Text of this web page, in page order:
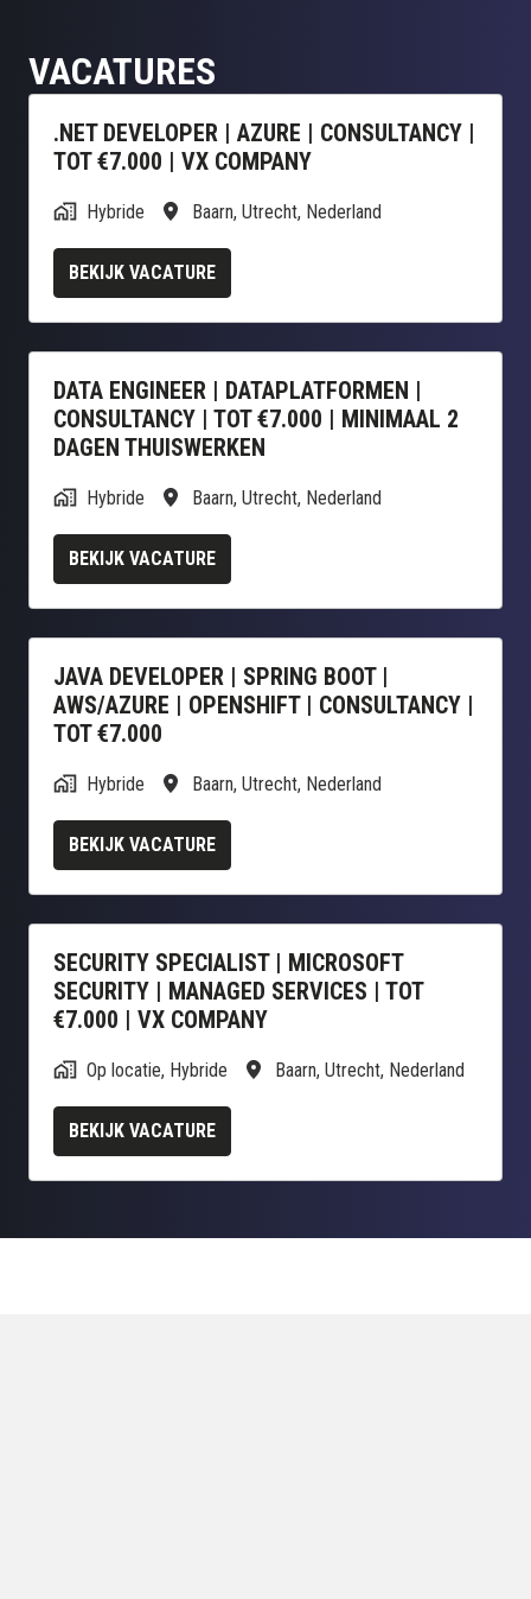
VACATURES
.NET DEVELOPER | AZURE | CONSULTANCY |
TOT €7.000 | VX COMPANY
Hybride Baarn, Utrecht, Nederland
BEKIJK VACATURE
DATA ENGINEER | DATAPLATFORMEN |
CONSULTANCY | TOT €7.000 | MINIMAAL 2
DAGEN THUISWERKEN
Hybride Baarn, Utrecht, Nederland
BEKIJK VACATURE
JAVA DEVELOPER | SPRING BOOT |
AWS/AZURE | OPENSHIFT | CONSULTANCY |
TOT €7.000
Hybride Baarn, Utrecht, Nederland
BEKIJK VACATURE
SECURITY SPECIALIST | MICROSOFT
SECURITY | MANAGED SERVICES | TOT
€7.000 | VX COMPANY
Op locatie, Hybride Baarn, Utrecht, Nederland
BEKIJK VACATURE